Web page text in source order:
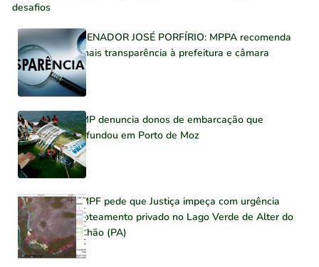
desafios
SENADOR JOSÉ PORFÍRIO: MPPA recomenda
mais transparência à prefeitura e câmara
MP denuncia donos de embarcação que
afundou em Porto de Moz
MPF pede que Justiça impeça com urgência
loteamento privado no Lago Verde de Alter do
Chão (PA)